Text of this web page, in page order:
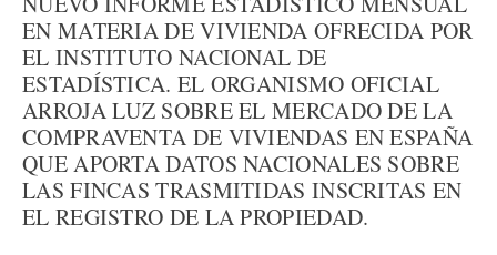
EN MATERIA DE VIVIENDA OFRECIDA POR
EL INSTITUTO NACIONAL DE
ESTADÍSTICA. EL ORGANISMO OFICIAL
ARROJA LUZ SOBRE EL MERCADO DE LA
COMPRAVENTA DE VIVIENDAS EN ESPAÑA
QUE APORTA DATOS NACIONALES SOBRE
LAS FINCAS TRASMITIDAS INSCRITAS EN
EL REGISTRO DE LA PROPIEDAD.